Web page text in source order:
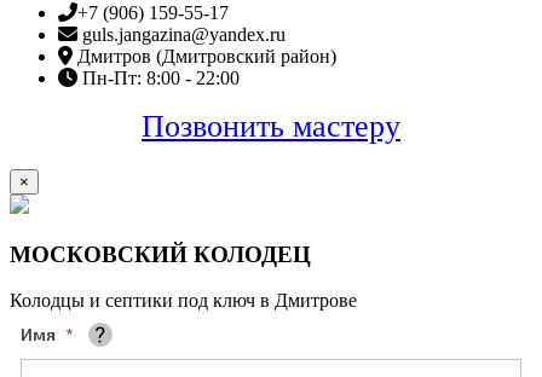
+7 (906) 159-55-17
guls.jangazina@yandex.ru
Дмитров (Дмитровский район)
Пн-Пт: 8:00 - 22:00
Позвонить мастеру
×
МОСКОВСКИЙ КОЛОДЕЦ
Колодцы и септики под ключ в Дмитрове
Имя